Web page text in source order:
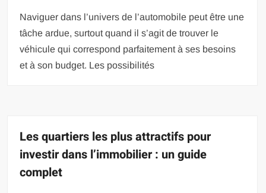
Naviguer dans l’univers de l’automobile peut être une
tâche ardue, surtout quand il s’agit de trouver le
véhicule qui correspond parfaitement à ses besoins
et à son budget. Les possibilités
Les quartiers les plus attractifs pour
investir dans l’immobilier : un guide
complet